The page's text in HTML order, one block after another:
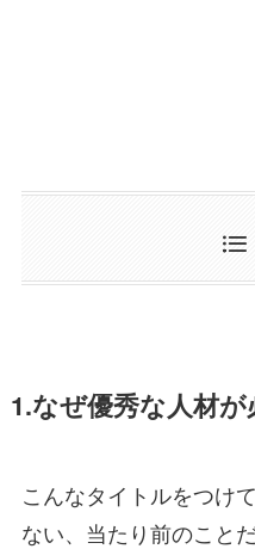
1.なぜ優秀な人材が
こんなタイトルをつけ
ない、当たり前のこと